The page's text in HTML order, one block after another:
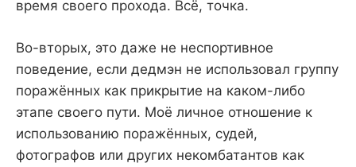
время своего прохода. Всё, точка.
Во-вторых, это даже не неспортивное
поведение, если дедмэн не использовал группу
поражённых как прикрытие на каком-либо
этапе своего пути. Моё личное отношение к
использованию поражённых, судей,
фотографов или других некомбатантов как